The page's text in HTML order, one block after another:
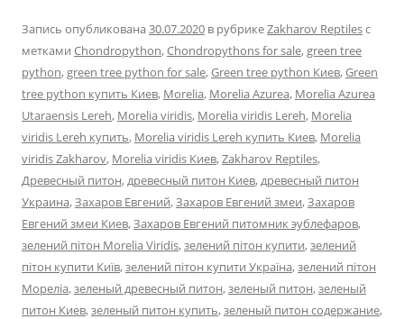
Запись опубликована30.07.2020 в рубрикеZakharov Reptilesс
метками Chondropython,Chondropythons for sale, green tree
python, green tree python for sale,Green tree python Киев,Green
tree python купить Киев, Morelia, Morelia Azurea, Morelia Azurea
Utaraensis Lereh, Morelia viridis, Morelia viridis Lereh, Morelia
viridis Lereh купить, Morelia viridis Lereh купить Киев, Morelia
viridis Zakharov, Morelia viridis Киев,Zakharov Reptiles,
Древесный питон, древесный питон Киев, древесный питон
Украина,Захаров Евгений,Захаров Евгений змеи,Захаров
Евгений змеи Киев,Захаров Евгений питомник эублефаров,
зелений пітон Morelia Viridis,зелений пітон купити,зелений
пітон купити Київ,зелений пітон купити Україна,зелений пітон
Мореліа,зеленый древесный питон,зеленый питон,зеленый
питон Киев,зеленый питон купить,зеленый питон содержание,